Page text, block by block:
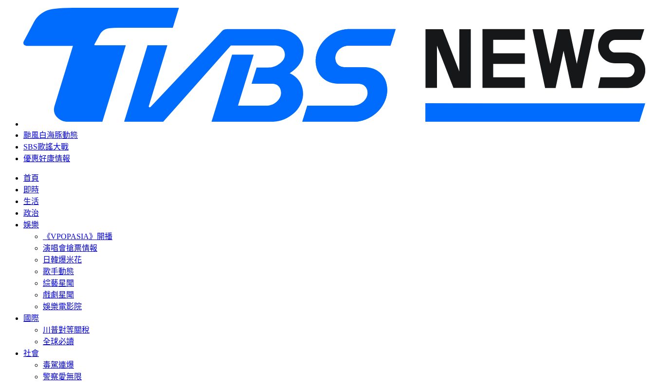
颱風白海豚動態
SBS歌謠大戰
優惠好康情報
首頁
即時
生活
政治
娛樂
《VPOPASIA》開播
演唱會搶票情報
日韓爆米花
歌手動態
綜藝星聞
戲劇星聞
娛樂電影院
國際
川普對等關稅
全球必讀
社會
毒駕連爆
警察愛無限